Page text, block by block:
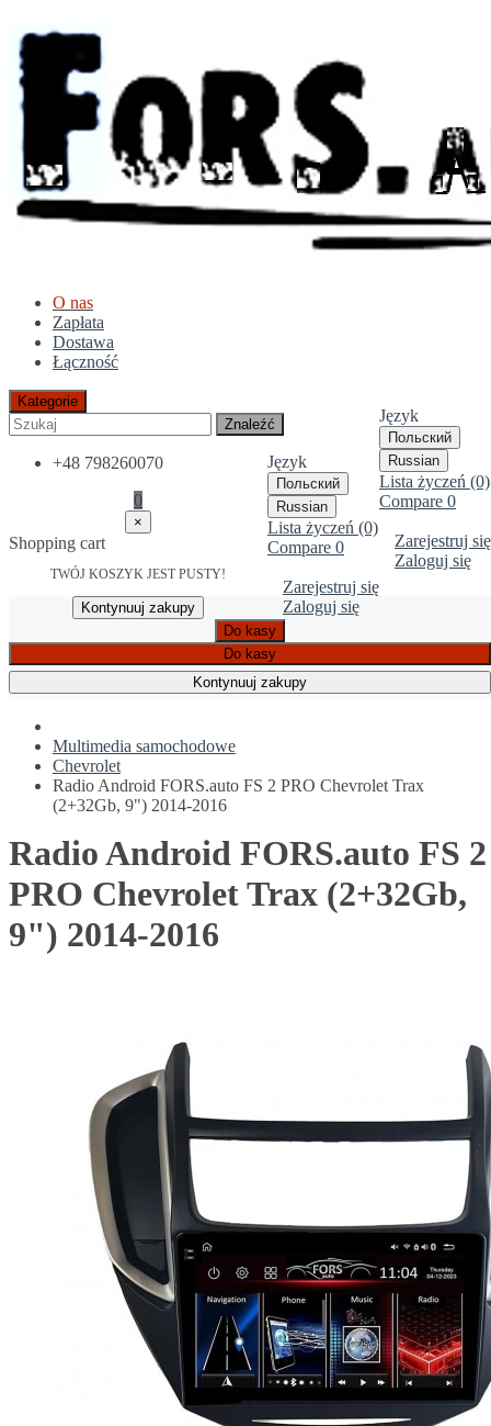
O nas
Zapłata
Dostawa
Łączność
Język
Польский
Russian
Lista życzeń (0)
Compare 0
Zarejestruj się
Zaloguj się
Kategorie
Znaleźć
Język
Польский
Russian
Lista życzeń (0)
Compare 0
Zarejestruj się
Zaloguj się
+48 798260070
0
×
Shopping cart
TWÓJ KOSZYK JEST PUSTY!
Kontynuuj zakupy
Do kasy
Do kasy
Kontynuuj zakupy
Multimedia samochodowe
Chevrolet
Radio Android FORS.auto FS 2 PRO Chevrolet Trax
(2+32Gb, 9") 2014-2016
Radio Android FORS.auto FS 2
PRO Chevrolet Trax (2+32Gb,
9") 2014-2016